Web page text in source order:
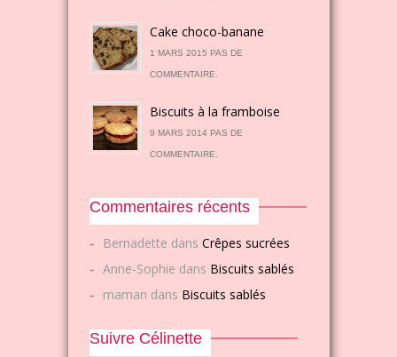
Cake choco-banane
1 MARS 2015 PAS DE
COMMENTAIRE.
Biscuits à la framboise
9 MARS 2014 PAS DE
COMMENTAIRE.
Commentaires récents
Bernadette dansCrêpes sucrées
Anne-Sophie dans Biscuits sablés
maman dans Biscuits sablés
Suivre Célinette